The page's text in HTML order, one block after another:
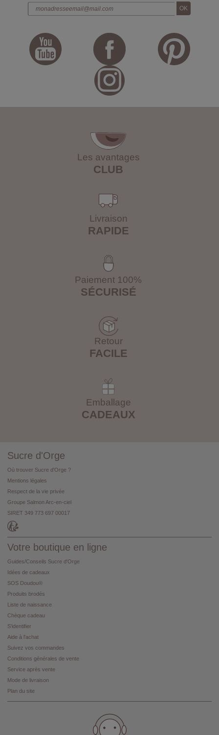
Les avantages
CLUB
Livraison
RAPIDE
Paiement 100%
SÉCURISÉ
Retour
FACILE
Emballage
CADEAUX
Sucre d'Orge
Où trouver Sucre d'Orge ?
Mentions légales
Respect de la vie privée
Groupe Salmon Arc-en-ciel
SIRET 349 773 697 00017
Votre boutique en ligne
Guides/Conseils Sucre d'Orge
Idées de cadeaux
SOS Doudou®
Produits brodés
Liste de naissance
Chèque cadeau
S'identifier
Aide à l'achat
Suivez vos commandes
Conditions générales de vente
Service après vente
Mode de livraison
Plan du site